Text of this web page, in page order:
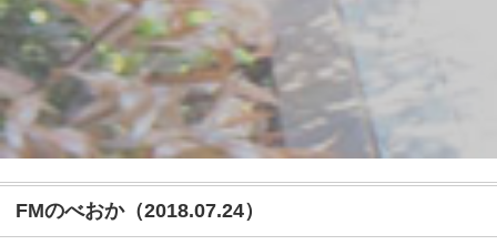
FMのべおか（2018.07.24）